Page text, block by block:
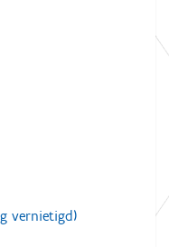
vernietigd)